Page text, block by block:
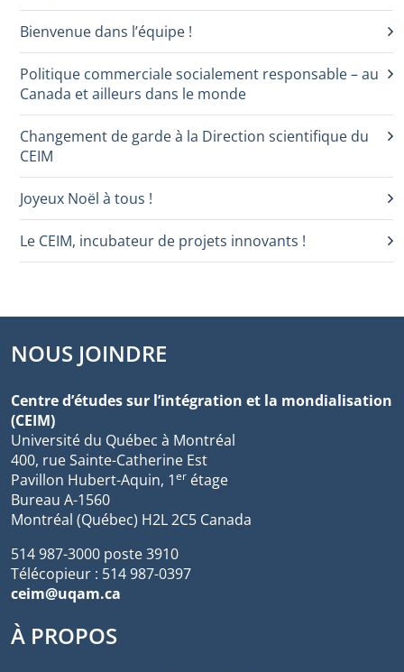
Bienvenue dans l’équipe !
Politique commerciale socialement responsable – au
Canada et ailleurs dans le monde
Changement de garde à la Direction scientifique du
CEIM
Joyeux Noël à tous !
Le CEIM, incubateur de projets innovants !
NOUS JOINDRE
Centre d’études sur l’intégration et la mondialisation
(CEIM)
Université du Québec à Montréal
400, rue Sainte-Catherine Est
Pavillon Hubert-Aquin, 1er étage
Bureau A-1560
Montréal (Québec) H2L 2C5 Canada
514 987-3000 poste 3910
Télécopieur : 514 987-0397
ceim@uqam.ca
À PROPOS